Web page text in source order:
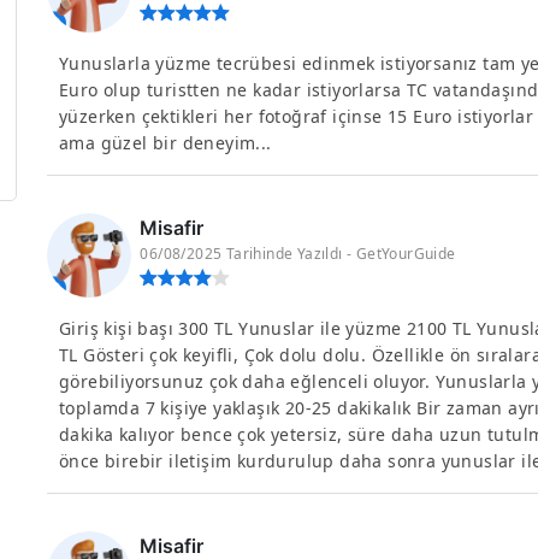
Yunuslarla yüzme tecrübesi edinmek istiyorsanız tam
Euro olup turistten ne kadar istiyorlarsa TC
yüzerken çektikleri her fotoğraf içinse 15 Euro
ama güzel bir deneyim...
Misafir
06/08/2025 Tarihinde Yazıldı - GetYourGuide
Giriş kişi başı 300 TL Yunuslar ile yüzme 2100 TL
TL Gösteri çok keyifli, Çok dolu dolu. Özellikle ön
görebiliyorsunuz çok daha eğlenceli oluyor. Yunuslarla
toplamda 7 kişiye yaklaşık 20-25 dakikalık Bir zaman
dakika kalıyor bence çok yetersiz, süre daha uzun
önce birebir iletişim kurdurulup daha sonra yunuslar
Misafir